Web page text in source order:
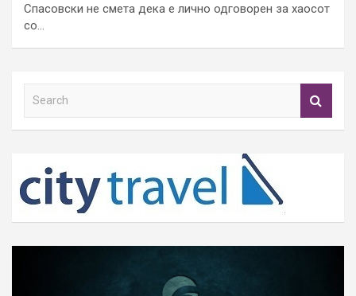
Спасовски не смета дека е лично одговорен за хаосот
со…
h